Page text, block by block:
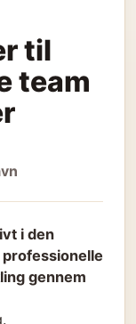
til
team
i den
gennem